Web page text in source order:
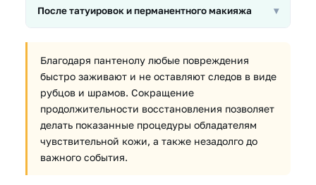
Ускоряет заживление в местах проколов и
После татуировок и перманентного макияжа ▾
кожи после травмирующих косметических
процедур.
Благодаря пантенолу любые повреждения
быстро заживают и не оставляют следов в виде
рубцов и шрамов. Сокращение
продолжительности восстановления позволяет
делать показанные процедуры обладателям
чувствительной кожи, а также незадолго до
важного события.